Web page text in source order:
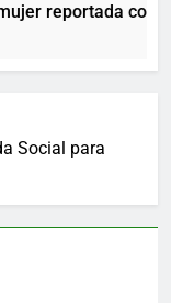
reportada como
Social para